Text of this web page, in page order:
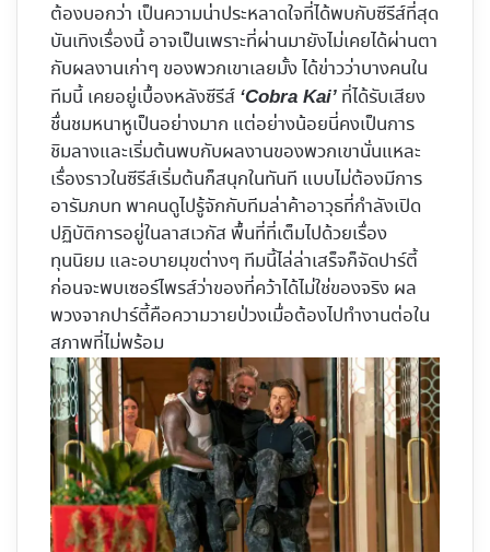
ต้องบอกว่า เป็นความน่าประหลาดใจที่ได้พบกับซีรีส์ที่สุด
บันเทิงเรื่องนี้ อาจเป็นเพราะที่ผ่านมายังไม่เคยได้ผ่านตา
กับผลงานเก่าๆ ของพวกเขาเลยมั้ง ได้ข่าวว่าบางคนใน
ทีมนี้ เคยอยู่เบื้องหลังซีรีส์ ‘Cobra Kai’ ที่ได้รับเสียง
ชื่นชมหนาหูเป็นอย่างมาก แต่อย่างน้อยนี่คงเป็นการ
ชิมลางและเริ่มต้นพบกับผลงานของพวกเขานั่นแหละ
เรื่องราวในซีรีส์เริ่มต้นก็สนุกในทันที แบบไม่ต้องมีการ
อารัมภบท พาคนดูไปรู้จักกับทีมล่าค้าอาวุธที่กำลังเปิด
ปฏิบัติการอยู่ในลาสเวกัส พื้นที่ที่เต็มไปด้วยเรื่อง
ทุนนิยม และอบายมุขต่างๆ ทีมนี้ไล่ล่าเสร็จก็จัดปาร์ตี้
ก่อนจะพบเซอร์ไพรส์ว่าของที่คว้าได้ไม่ใช่ของจริง ผล
พวงจากปาร์ตี้คือความวายป่วงเมื่อต้องไปทำงานต่อใน
สภาพที่ไม่พร้อม